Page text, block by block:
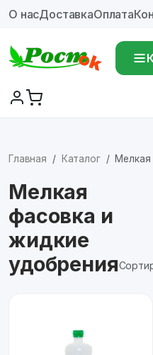
О насДоставкаОплата
Главная Каталог Мелкая
Мелкая
фасовка и
жидкие
удобрения